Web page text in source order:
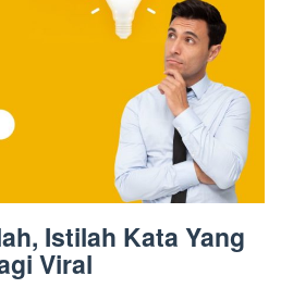
Istilah Kata Yang
Viral